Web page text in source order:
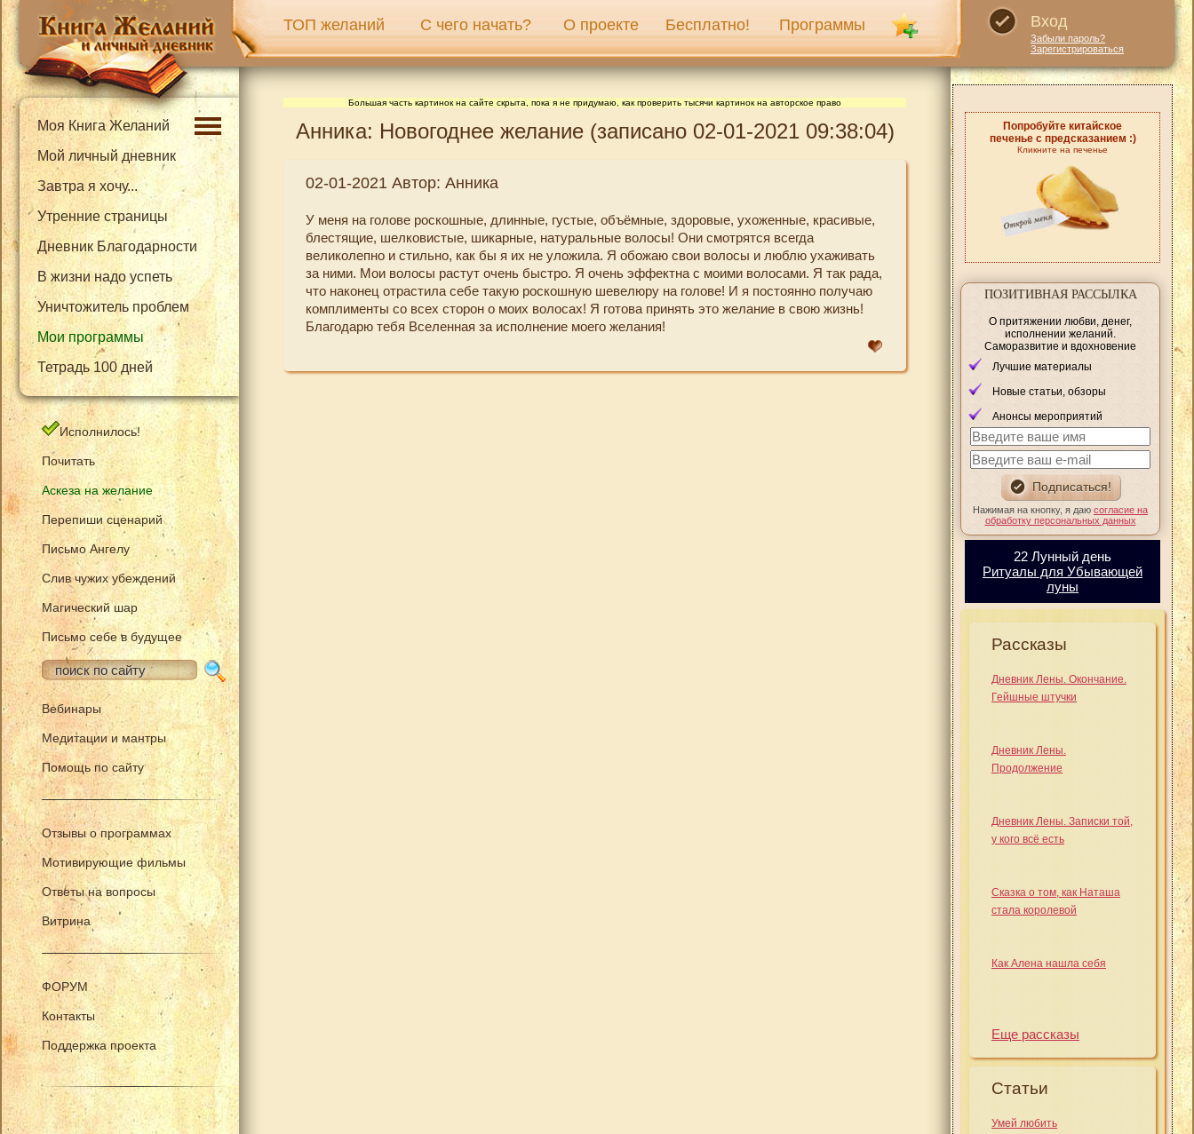
ТОП желаний С чего начать? О проекте Бесплатно! Программы Вход
Забыли пароль?
Зарегистрироваться
Моя Книга Желаний
Мой личный дневник
Завтра я хочу...
Утренние страницы
Дневник Благодарности
В жизни надо успеть
Уничтожитель проблем
Мои программы
Тетрадь 100 дней
Исполнилось!
Почитать
Аскеза на желание
Перепиши сценарий
Письмо Ангелу
Слив чужих убеждений
Магический шар
Письмо себе в будущее
Вебинары
Медитации и мантры
Помощь по сайту
Отзывы о программах
Мотивирующие фильмы
Ответы на вопросы
Витрина
ФОРУМ
Контакты
Поддержка проекта
Большая часть картинок на сайте скрыта, пока я не придумаю, как проверить тысячи картинок на авторское право
Анника: Новогоднее желание (записано 02-01-2021 09:38:04)
02-01-2021 Автор: Анника
У меня на голове роскошные, длинные, густые, объёмные, здоровые, ухоженные, красивые,
блестящие, шелковистые, шикарные, натуральные волосы! Они смотрятся всегда
великолепно и стильно, как бы я их не уложила. Я обожаю свои волосы и люблю ухаживать
за ними. Мои волосы растут очень быстро. Я очень эффектна с моими волосами. Я так рада,
что наконец отрастила себе такую роскошную шевелюру на голове! И я постоянно получаю
комплименты со всех сторон о моих волосах! Я готова принять это желание в свою жизнь!
Благодарю тебя Вселенная за исполнение моего желания!
Попробуйте китайское
печенье с предсказанием :)
Кликните на печенье
ПОЗИТИВНАЯ РАССЫЛКА
О притяжении любви, денег,
исполнении желаний.
Саморазвитие и вдохновение
Лучшие материалы
Новые статьи, обзоры
Анонсы мероприятий
Нажимая на кнопку, я даю согласие на
обработку персональных данных
22 Лунный день
Ритуалы для Убывающей
луны
Рассказы
Дневник Лены. Окончание.
Гейшные штучки
Дневник Лены.
Продолжение
Дневник Лены. Записки той,
у кого всё есть
Сказка о том, как Наташа
стала королевой
Как Алена нашла себя
Еще рассказы
Статьи
Умей любить